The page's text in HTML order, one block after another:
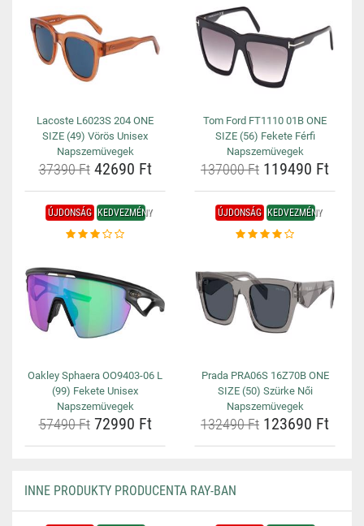
Lacoste L6023S 204 ONE
SIZE (49) Vörös Unisex
Napszemüvegek
37390 Ft42690 Ft
Tom Ford FT1110 01B ONE
SIZE (56) Fekete Férfi
Napszemüvegek
137000 Ft 119490 Ft
ÚJDONSÁG KEDVEZMÉNY
Oakley Sphaera OO9403-06 L
(99) Fekete Unisex
Napszemüvegek
57490 Ft72990 Ft
ÚJDONSÁG KEDVEZMÉNY
Prada PRA06S 16Z70B ONE
SIZE (50) Szürke Női
Napszemüvegek
132490 Ft 123690 Ft
INNE PRODUKTY PRODUCENTA RAY-BAN